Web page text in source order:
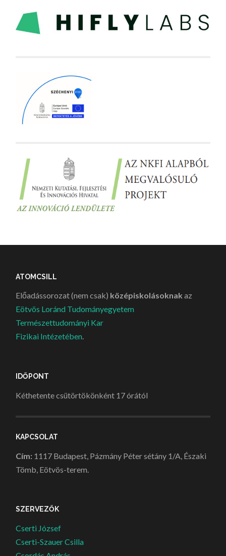
ATOMCSILL
Előadássorozat (nem csak) középiskolásoknak az
Eötvös Loránd Tudományegyetem
Természettudományi Kar
Fizikai Intézetében.
IDŐPONT
Kéthetente csütörtökönként 17 órától
KAPCSOLAT
Cím: 1117 Budapest, Pázmány Péter sétány 1/A, Északi
Tömb, Eötvös-terem.
SZERVEZŐK
Cserti József
Cserti-Szauer Csilla